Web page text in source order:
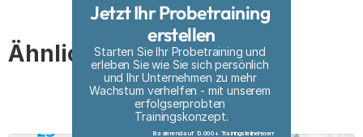
Jetzt Ihr Probetraining
erstellen
Starten Sie Ihr Probetraining und
erleben Sie wie Sie sich persönlich
und Ihr Unternehmen zu mehr
Wachstum verhelfen - mit unserem
erfolgserprobten
Trainingskonzept.
Basierend auf 10.000+ Trainingsteilnehmern
Ähnliche Artikel